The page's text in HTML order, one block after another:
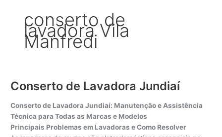
conserto de
lavadora Vila
Manfredi
Conserto de Lavadora Jundiaí
Conserto de Lavadora Jundiaí: Manutenção e Assistência
Técnica para Todas as Marcas e Modelos
Principais Problemas em Lavadoras e Como Resolver